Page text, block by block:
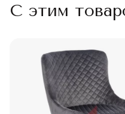
С этим